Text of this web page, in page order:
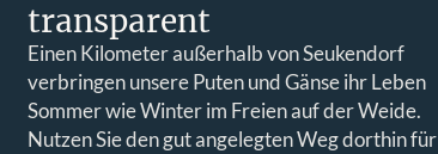
transparent
Einen Kilometer außerhalb von Seukendorf
verbringen unsere Puten und Gänse ihr Leben
Sommer wie Winter im Freien auf der Weide.
Nutzen Sie den gut angelegten Weg dorthin für